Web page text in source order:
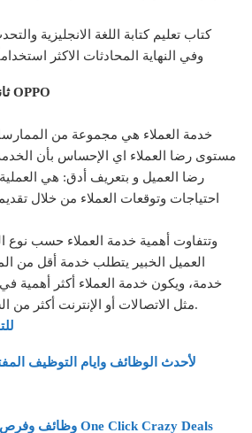
كتاب تعليم كتابة اللغة الانجليزية
وفي النهاية المحادثات الاكثر
ثانـــياً :استقبال فى شركة OPPO
خدمة العملاء هي مجموعة من
مستوى رضا العملاء اي الإحساس بأن الخدمة
رضا العميل و بتعريف أدق: هي العملية
احتياجات وتوقعات العملاء من خلال
وتتفاوت أهمية خدمة العملاء حسب نوع
العميل الخبير يتطلب خدمة أقل من
خدمة، ويكون خدمة العملاء أكثر أهمية
مثل الاتصالات أو الإنترنت أكثر من الشركات التي تقدم السلع.
لأحدث الوظائف وايام التوظيف
وظائف وفرص عمل خدمة عملاء فى One Click Crazy Deals